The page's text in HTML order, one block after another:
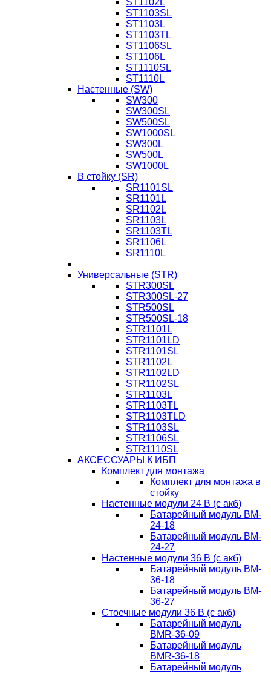
ST1103SL
ST1103L
ST1103TL
ST1106SL
ST1106L
ST1110SL
ST1110L
Настенные (SW)
SW300
SW300SL
SW500SL
SW1000SL
SW300L
SW500L
SW1000L
В стойку (SR)
SR1101SL
SR1101L
SR1102L
SR1103L
SR1103TL
SR1106L
SR1110L
Универсальные (STR)
STR300SL
STR300SL-27
STR500SL
STR500SL-18
STR1101L
STR1101LD
STR1101SL
STR1102L
STR1102LD
STR1102SL
STR1103L
STR1103TL
STR1103TLD
STR1103SL
STR1106SL
STR1110SL
АКСЕССУАРЫ К ИБП
Комплект для монтажа
Комплект для монтажа в
стойку
Настенные модули 24 В (с акб)
Батарейный модуль BM-
24-18
Батарейный модуль BM-
24-27
Настенные модули 36 В (с акб)
Батарейный модуль BM-
36-18
Батарейный модуль BM-
36-27
Стоечные модули 36 В (с акб)
Батарейный модуль
BMR-36-09
Батарейный модуль
BMR-36-18
Батарейный модуль